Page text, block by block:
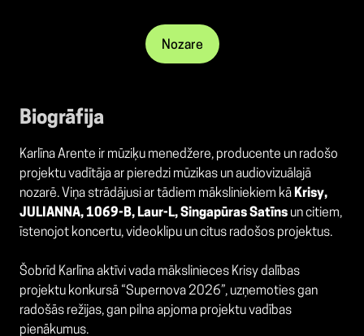
Nozare
Biogrāfija
Karlīna Arente ir mūziķu menedžere, producente un radošo
projektu vadītāja ar pieredzi mūzikas un audiovizuālajā
nozarē. Viņa strādājusi ar tādiem māksliniekiem kāKrisy,
JULIANNA, 1069-B, Laur-L, Singapūras Satīns un citiem,
īstenojot koncertu, videoklipu un citus radošos projektus.
Šobrīd Karlīna aktīvi vada mākslinieces Krisy dalības
projektu konkursā “Supernova 2026”, uzņemoties gan
radošās režijas, gan pilna apjoma projektu vadības
pienākumus.